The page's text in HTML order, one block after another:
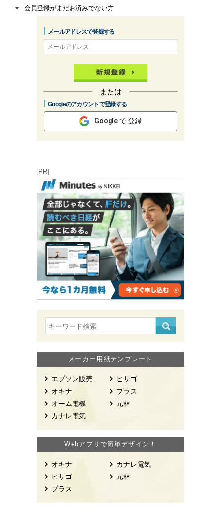
会員登録がまだお済みでない方
メールアドレスで登録する
または
Googleのアカウントで登録する
Google で 登録
[PR]
メーカー用紙テンプレート
エプソン販売
オキナ
オーム電機
カナレ電気
ヒサゴ
プラス
元林
Webアプリで簡単デザイン！
オキナ
ヒサゴ
プラス
カナレ電気
元林